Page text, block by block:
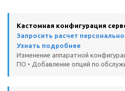
Кастомная конфигурация
Запросить расчет
Узнать подробнее
Изменение аппаратной
ПО • Добавление опций по